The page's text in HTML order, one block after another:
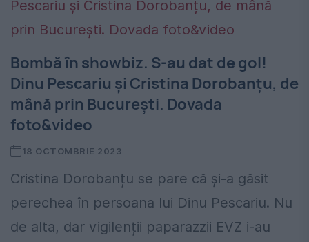
Bombă în showbiz. S-au dat de gol!
Dinu Pescariu și Cristina Dorobanțu, de
mână prin București. Dovada
foto&video
18 OCTOMBRIE 2023
Cristina Dorobanțu se pare că și-a găsit
perechea în persoana lui Dinu Pescariu. Nu
de alta, dar vigilenții paparazzii EVZ i-au